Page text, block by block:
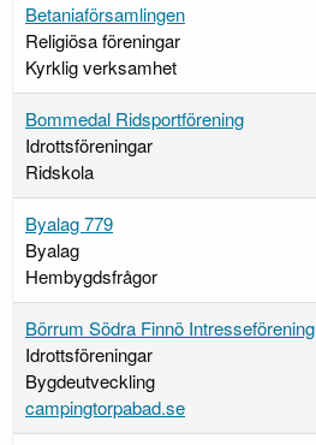
Betaniaförsamlingen
Religiösa föreningar
Kyrklig verksamhet
Bommedal Ridsportförening
Idrottsföreningar
Ridskola
Byalag 779
Byalag
Hembygdsfrågor
Börrum Södra Finnö Intresseförening
Idrottsföreningar
Bygdeutveckling
campingtorpabad.se